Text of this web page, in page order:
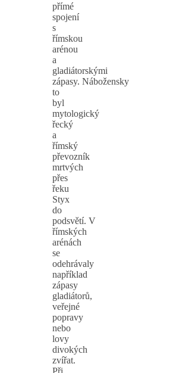
přímé
spojení
s
římskou
arénou
a
gladiátorskými
zápasy. Nábožensky
to
byl
mytologický
řecký
a
římský
převozník
mrtvých
přes
řeku
Styx
do
podsvětí. V
římských
arénách
se
odehrávaly
například
zápasy
gladiátorů,
veřejné
popravy
nebo
lovy
divokých
zvířat.
Při